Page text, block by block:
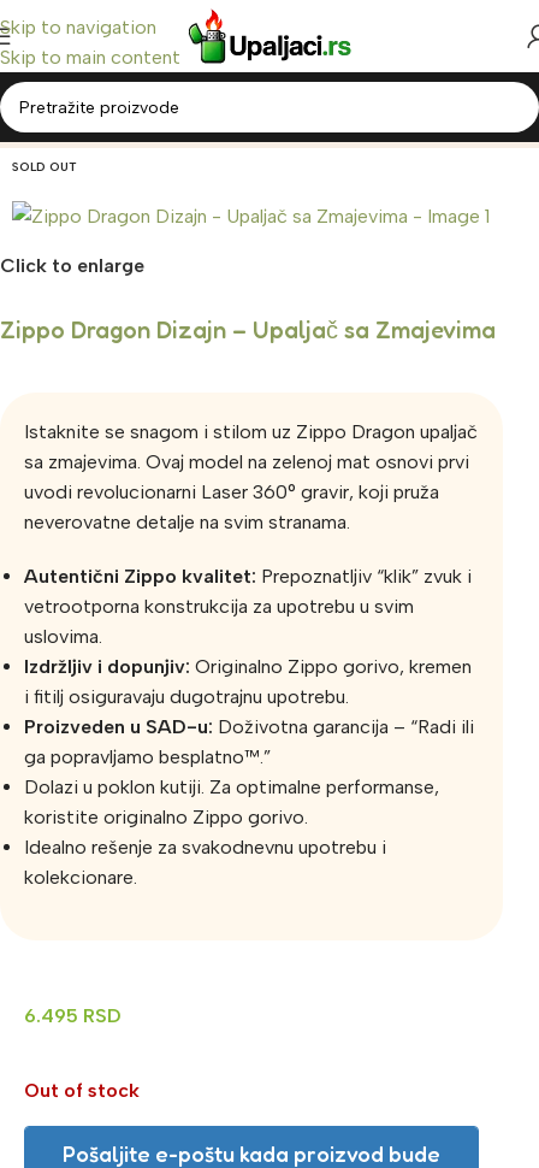
Skip to navigation
Skip to main content
Home/ Zippo Upaljači Back to products
SOLD OUT
Click to enlarge
Zippo Dragon Dizajn – Upaljač sa Zmajevima
Istaknite se snagom i stilom uz Zippo Dragon upaljač
sa zmajevima. Ovaj model na zelenoj mat osnovi prvi
uvodi revolucionarni Laser 360° gravir, koji pruža
neverovatne detalje na svim stranama.
Autentični Zippo kvalitet: Prepoznatljiv “klik” zvuk i
vetrootporna konstrukcija za upotrebu u svim
uslovima.
Izdržljiv i dopunjiv: Originalno Zippo gorivo, kremen
i fitilj osiguravaju dugotrajnu upotrebu.
Proizveden u SAD-u: Doživotna garancija – “Radi ili
ga popravljamo besplatno™.”
Dolazi u poklon kutiji. Za optimalne performanse,
koristite originalno Zippo gorivo.
Idealno rešenje za svakodnevnu upotrebu i
kolekcionare.
6.495 RSD
Out of stock
Pošaljite e-poštu kada proizvod bude